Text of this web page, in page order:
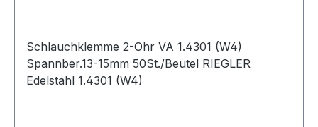
Schlauchklemme 2-Ohr VA 1.4301 (W4)
Spannber.13-15mm 50St./Beutel RIEGLER
Edelstahl 1.4301 (W4)